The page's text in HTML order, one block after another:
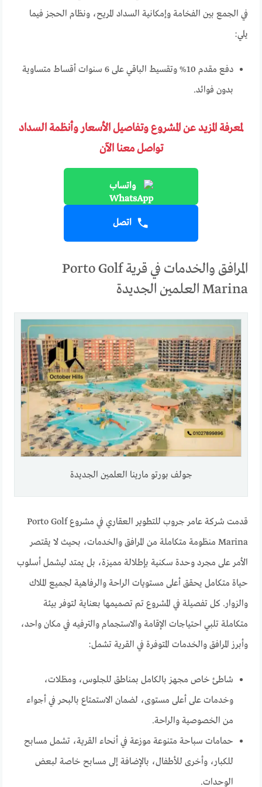
في الجمع بين الفخامة وإمكانية السداد المريح، ونظام الحجز فيما
يلي:
دفع مقدم 10% وتقسيط الباقي على 6 سنوات أقساط متساوية
بدون فوائد.
لمعرفة المزيد عن المشروع وتفاصيل الأسعار وأنظمة السداد
تواصل معنا الآن
واتساب
اتصل
المرافق والخدمات في قرية Porto Golf
Marina العلمين الجديدة
جولف بورتو مارينا العلمين الجديدة
قدمت شركة عامر جروب للتطوير العقاري في مشروع Porto Golf
Marina منظومة متكاملة من المرافق والخدمات، بحيث لا يقتصر
الأمر على مجرد وحدة سكنية بإطلالة مميزة، بل يمتد ليشمل أسلوب
حياة متكامل يحقق أعلى مستويات الراحة والرفاهية لجميع الملاك
والزوار. كل تفصيلة في المشروع تم تصميمها بعناية لتوفر بيئة
متكاملة تلبي احتياجات الإقامة والاستجمام والترفيه في مكان واحد،
وأبرز المرافق والخدمات المتوفرة في القرية تشمل:
شاطئ خاص مجهز بالكامل بمناطق للجلوس، ومظلات،
وخدمات على أعلى مستوى، لضمان الاستمتاع بالبحر في أجواء
من الخصوصية والراحة.
حمامات سباحة متنوعة موزعة في أنحاء القرية، تشمل مسابح
للكبار، وأخرى للأطفال، بالإضافة إلى مسابح خاصة لبعض
الوحدات.